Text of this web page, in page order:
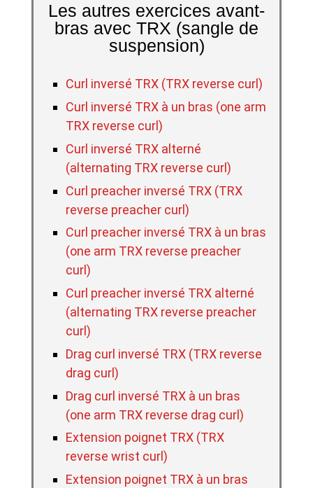
Les autres exercices avant-
bras avec TRX (sangle de
suspension)
Curl inversé TRX (TRX reverse curl)
Curl inversé TRX à un bras (one arm
TRX reverse curl)
Curl inversé TRX alterné
(alternating TRX reverse curl)
Curl preacher inversé TRX (TRX
reverse preacher curl)
Curl preacher inversé TRX à un bras
(one arm TRX reverse preacher
curl)
Curl preacher inversé TRX alterné
(alternating TRX reverse preacher
curl)
Drag curl inversé TRX (TRX reverse
drag curl)
Drag curl inversé TRX à un bras
(one arm TRX reverse drag curl)
Extension poignet TRX (TRX
reverse wrist curl)
Extension poignet TRX à un bras